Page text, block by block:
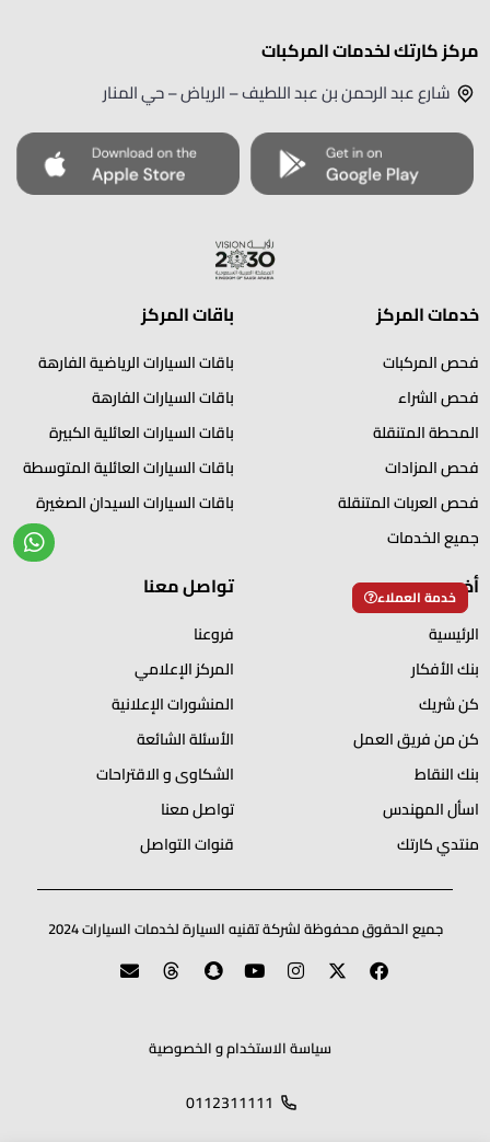
خدمة العملاء
مركز كارتك لخدمات المركبات
شارع عبد الرحمن بن عبد اللطيف – الرياض – حي المنار
خدمات المركز
فحص المركبات
فحص الشراء
المحطة المتنقلة
فحص المزادات
فحص العربات المتنقلة
جميع الخدمات
باقات المركز
باقات السيارات الرياضية الفارهة
باقات السيارات الفارهة
باقات السيارات العائلية الكبيرة
باقات السيارات العائلية المتوسطة
باقات السيارات السيدان الصغيرة
أخرى
الرئيسية
بنك الأفكار
كن شريك
كن من فريق العمل
بنك النقاط
اسأل المهندس
منتدي كارتك
تواصل معنا
فروعنا
المركز الإعلامي
المنشورات الإعلانية
الأسئلة الشائعة
الشكاوى و الاقتراحات
تواصل معنا
قنوات التواصل
جميع الحقوق محفوظة لشركة تقنيه السيارة لخدمات السيارات 2024
سياسة الاستخدام و الخصوصية
0112311111